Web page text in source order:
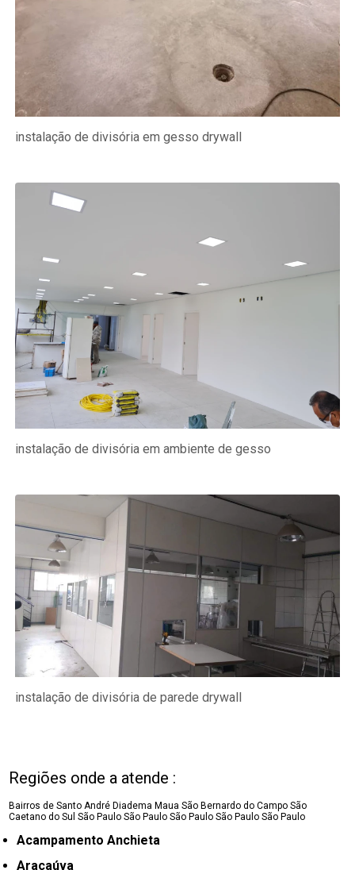
instalação de divisória em gesso drywall
instalação de divisória em ambiente de gesso
instalação de divisória de parede drywall
Regiões onde a atende :
Bairros de Santo André Diadema Maua São Bernardo do Campo São
Caetano do SulSão Paulo São Paulo São Paulo São Paulo São Paulo
Acampamento Anchieta
Araçaúva